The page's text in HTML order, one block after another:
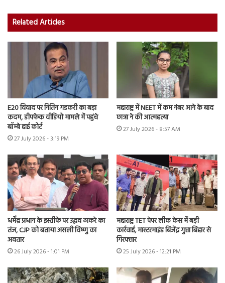
Related Articles
E20 विवाद पर नितिन गडकरी का बड़ा
कदम, डीपफेक वीडियो मामले में पहुंचे
बॉम्बे हाई कोर्ट
27 July 2026 - 3:19 PM
महाराष्ट्र में NEET में कम नंबर आने के बाद
छात्रा ने की आत्महत्या
27 July 2026 - 8:57 AM
धर्मेंद्र प्रधान के इस्तीफे पर उद्धव ठाकरे का
तंज, CJP को बताया असली विष्णु का
अवतार
26 July 2026 - 1:01 PM
महाराष्ट्र TET पेपर लीक केस में बड़ी
कार्रवाई, मास्टरमाइंड बिजेंद्र गुप्ता बिहार से
गिरफ्तार
25 July 2026 - 12:21 PM